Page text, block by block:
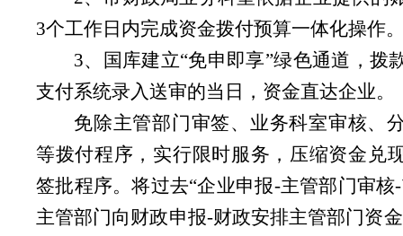
3个工作日内完成资金拨付预算一体化操作
3、国库建立“免申即享”绿色通道，拨
支付系统录入送审的当日，资金直达企业。
免除主管部门审签、业务科室审核、
等拨付程序，实行限时服务，压缩资金兑
签批程序。将过去“企业申报-主管部门审核
主管部门向财政申报-财政安排主管部门资